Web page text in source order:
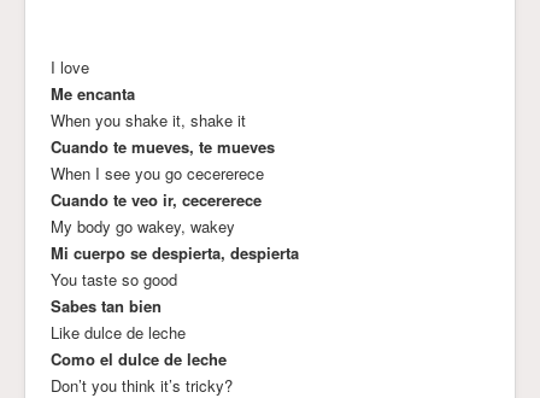
I love
Me encanta
When you shake it, shake it
Cuando te mueves, te mueves
When I see you go cecererece
Cuando te veo ir, cecererece
My body go wakey, wakey
Mi cuerpo se despierta, despierta
You taste so good
Sabes tan bien
Like dulce de leche
Como el dulce de leche
Don’t you think it’s tricky?